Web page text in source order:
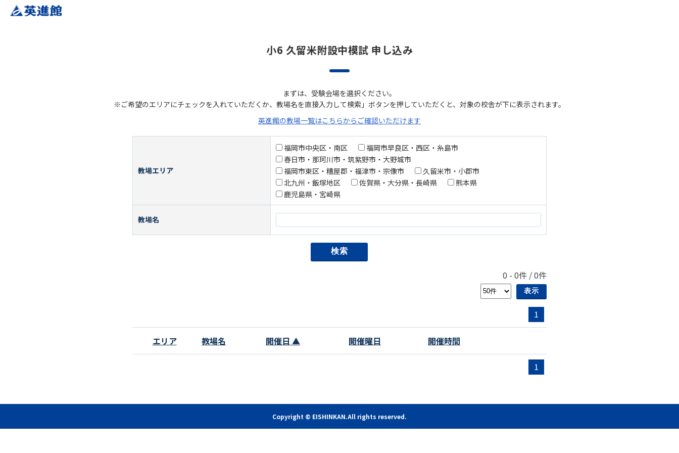
小6 久留米附設中模試 申し込み
まずは、受験会場を選択ください。
※ご希望のエリアにチェックを入れていただくか、教場名を直接入力して検索」ボタンを押していただくと、対象の校舎が下に表示されます。
英進館の教場一覧はこちらからご確認いただけます
教場エリア
福岡市中央区・南区
福岡市早良区・西区・糸島市
春日市・那珂川市・筑紫野市・大野城市
福岡市東区・糟屋郡・福津市・宗像市
久留米市・小郡市
北九州・飯塚地区
佐賀県・大分県・長崎県
熊本県
鹿児島県・宮崎県
教場名
0 - 0件 /0件
1
エリア 教場名 開催日 ▲ 開催曜日 開催時間
1
Copyright © EISHINKAN.All rights reserved.